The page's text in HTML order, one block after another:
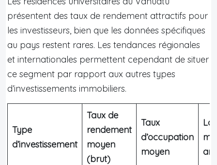
présentent des taux de rendement attractifs pour
les investisseurs, bien que les données spécifiques
au pays restent rares. Les tendances régionales
et internationales permettent cependant de situer
ce segment par rapport aux autres types
d’investissements immobiliers.
Type
d’investissement
Taux de
rendement
moyen
(brut)
Taux
d’occupation
moyen